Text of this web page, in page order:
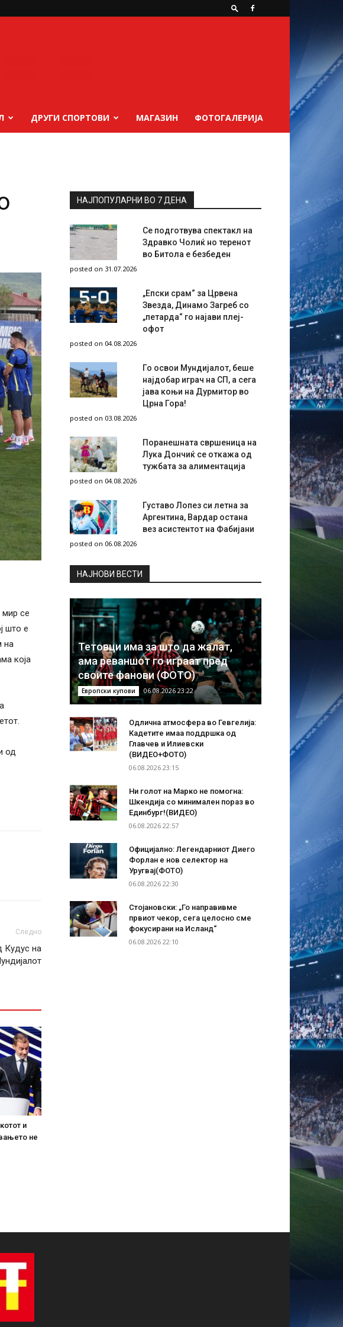
ДРУГИ СПОРТОВИ МАГАЗИН ФОТОГАЛЕРИЈА
мир се
што е
на
која
од
Следно
Кудус на
и
не
НАЈПОПУЛАРНИ ВО 7 ДЕНА
Се подготвува спектакл на
Здравко Чолиќ но теренот
во Битола е безбеден
posted on 31.07.2026
„Епски срам“ за Црвена
Звезда, Динамо Загреб со
„петарда“ го најави плеј-
офот
posted on 04.08.2026
Го освои Мундијалот, беше
најдобар играч на СП, а сега
јава коњи на Дурмитор во
Црна Гора!
posted on 03.08.2026
Поранешната свршеница на
Лука Дончиќ се откажа од
тужбата за алиментација
posted on 04.08.2026
Густаво Лопез си летна за
Аргентина, Вардар остана
вез асистентот на Фабијани
posted on 06.08.2026
НAЈНОВИ ВЕСТИ
Тетовци има за што да жалат,
ама реваншот го играат пред
своите фанови (ФОТО)
Европски купови 06.08.2026 23:22
Одлична атмосфера во Гевгелија:
Кадетите имаа поддршка од
Главчев и Илиевски
(ВИДЕО+ФОТО)
06.08.2026 23:15
Ни голот на Марко не помогна:
Шкендија со минимален пораз во
Единбург!(ВИДЕО)
06.08.2026 22:57
Официјално: Легендарниот Диего
Форлан е нов селектор на
Уругвај(ФОТО)
06.08.2026 22:30
Стојановски: „Го направивме
првиот чекор, сега целосно сме
фокусирани на Исланд“
06.08.2026 22:10